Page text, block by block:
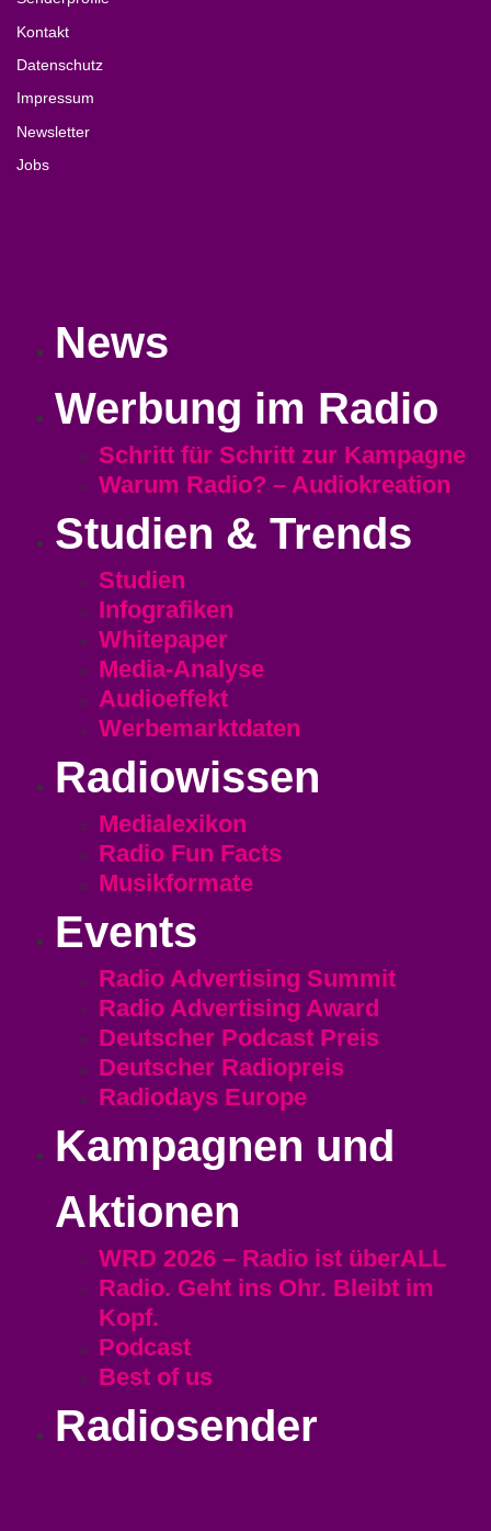
Kontakt
Datenschutz
Impressum
Newsletter
Jobs
News
Werbung im Radio
Schritt für Schritt zur Kampagne
Warum Radio? – Audiokreation
Studien & Trends
Studien
Infografiken
Whitepaper
Media-Analyse
Audioeffekt
Werbemarktdaten
Radiowissen
Medialexikon
Radio Fun Facts
Musikformate
Events
Radio Advertising Summit
Radio Advertising Award
Deutscher Podcast Preis
Deutscher Radiopreis
Radiodays Europe
Kampagnen und
Aktionen
WRD 2026 – Radio ist überALL
Radio. Geht ins Ohr. Bleibt im
Kopf.
Podcast
Best of us
Radiosender